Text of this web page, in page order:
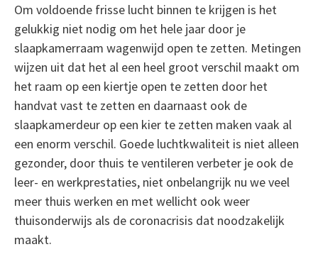
Om voldoende frisse lucht binnen te krijgen is het
gelukkig niet nodig om het hele jaar door je
slaapkamerraam wagenwijd open te zetten. Metingen
wijzen uit dat het al een heel groot verschil maakt om
het raam op een kiertje open te zetten door het
handvat vast te zetten en daarnaast ook de
slaapkamerdeur op een kier te zetten maken vaak al
een enorm verschil. Goede luchtkwaliteit is niet alleen
gezonder, door thuis te ventileren verbeter je ook de
leer- en werkprestaties, niet onbelangrijk nu we veel
meer thuis werken en met wellicht ook weer
thuisonderwijs als de coronacrisis dat noodzakelijk
maakt.